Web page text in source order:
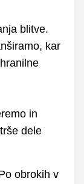
blitve.
kar
in
dele
obrokih v